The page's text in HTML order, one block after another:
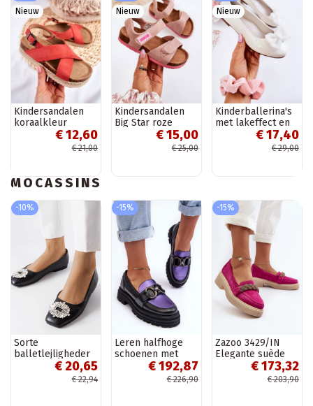
Nieuw
Kindersandalen
koraalkleur
€ 12,60
€ 21,00
Nieuw
Kindersandalen
Big Star roze
€ 15,00
€ 25,00
Nieuw
Kinderballerina's
met lakeffect en
linten in de witte
€ 17,40
€ 29,00
MOCASSINS
-10%
Sorte
balletlejligheder
med Miren broche
€ 20,65
€ 22,94
-15%
Leren halfhoge
schoenen met
zware zool Elkiza
zwarte en paarse
€ 192,87
€ 226,90
-15%
Zazoo 3429/IN
Elegante suède
mocassins met
ornamenten roze
€ 173,32
€ 203,90